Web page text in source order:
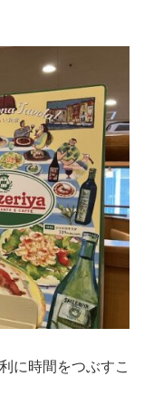
に時間をつぶすこ